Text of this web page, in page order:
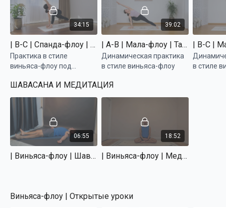
34:15
| B-C | Спанда-флоу | Татьяна Маркелова
Практика в стиле
виньяса-флоу под
39:02
| A-B | Мала-флоу | Татьяна Маркелова
Динамическая практика
в стиле виньяса-флоу
в стиле
ШАВАСАНА И МЕДИТАЦИЯ
06:55
| Виньяса-флоу | Шавасана | Сергей Баранов
18:52
| Виньяса-флоу | Медитация открытой осознанности | Сергей Баранов
Виньяса-флоу | Открытые уроки